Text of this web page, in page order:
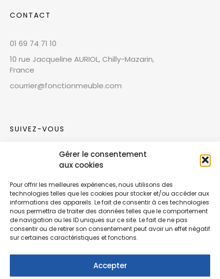
Gérer le consentement
aux cookies
Pour offrir les meilleures expériences, nous utilisons des
technologies telles que les cookies pour stocker et/ou accéder aux
informations des appareils. Le fait de consentir à ces technologies
nous permettra de traiter des données telles que le comportement
de navigation ou les ID uniques sur ce site. Le fait de ne pas
consentir ou de retirer son consentement peut avoir un effet négatif
sur certaines caractéristiques et fonctions.
Accepter
CONTACT
01 69 74 71 10
10 rue Jacqueline AURIOL, Chilly-Mazarin,
France
courrier@fonctionmeuble.com
SUIVEZ-VOUS
Rejoignez notre communauté sur les réseaux
Nouvelles collections, vie de l’équipe ou
inspirations : soyez informés de nos dernières
actualités.